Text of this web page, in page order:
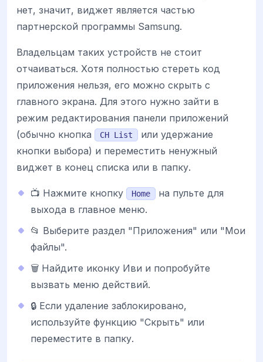
нет, значит, виджет является частью
партнерской программы Samsung.
Владельцам таких устройств не стоит
отчаиваться. Хотя полностью стереть код
приложения нельзя, его можно скрыть с
главного экрана. Для этого нужно зайти в
режим редактирования панели приложений
(обычно кнопка
CH List
или удержание
кнопки выбора) и переместить ненужный
виджет в конец списка или в папку.
📺 Нажмите кнопку Home
на пульте для
выхода в главное меню.
📂 Выберите раздел "Приложения" или "Мои
файлы".
🗑️ Найдите иконку Иви и попробуйте
вызвать меню действий.
🔒 Если удаление заблокировано,
используйте функцию "Скрыть" или
переместите в папку.